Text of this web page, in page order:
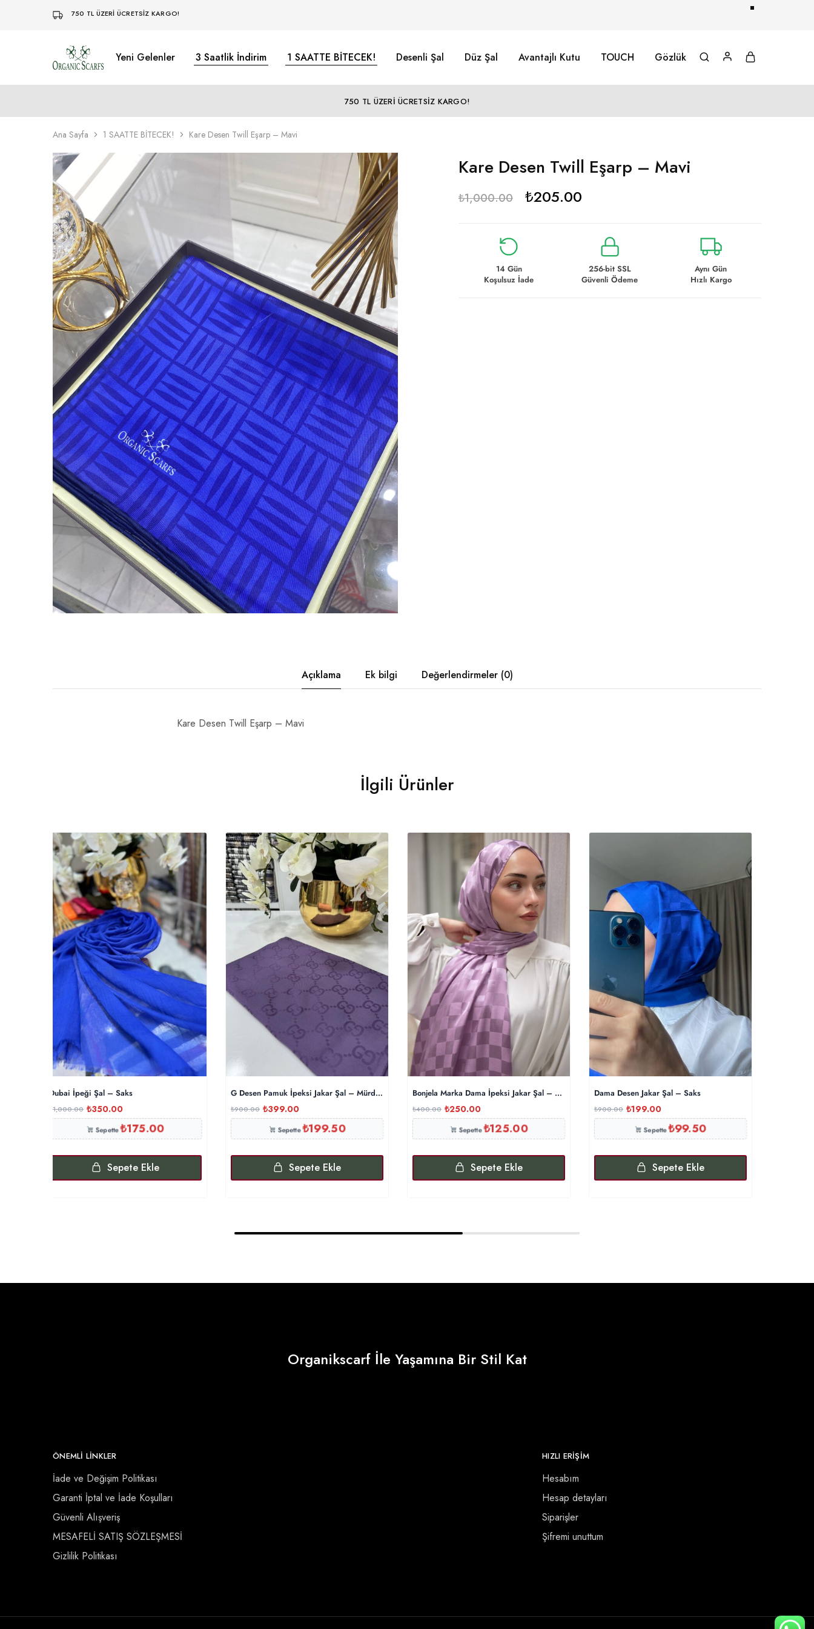
750 TL ÜZERİ ÜCRETSİZ KARGO!
Organikscarf Yeni Gelenler 3 Saatlik İndirim 1 SAATTE BİTECEK! Desenli Şal Düz Şal Avantajlı Kutu TOUCH Gözlük
750 TL ÜZERİ ÜCRETSİZ KARGO!
Ana Sayfa 1 SAATTE BİTECEK! Kare Desen Twill Eşarp – Mavi
Kare Desen Twill Eşarp – Mavi
₺1,000.00 ₺205.00
14 Gün
Koşulsuz İade
256-bit SSL
Güvenli Ödeme
Aynı Gün
Hızlı Kargo
Açıklama Ek bilgi Değerlendirmeler (0)
Kare Desen Twill Eşarp – Mavi
İlgili Ürünler
Dubai İpeği Şal – Saks
1,000.00 ₺350.00
Sepette₺175.00
Sepete Ekle
G Desen Pamuk İpeksi Jakar Şal – Mürdüm
₺900.00 ₺399.00
Sepette₺199.50
Sepete Ekle
Bonjela Marka Dama İpeksi Jakar Şal – Lavanta
₺400.00 ₺250.00
Sepette₺125.00
Sepete Ekle
Dama Desen Jakar Şal – Saks
₺900.00 ₺199.00
Sepette₺99.50
Sepete Ekle
Organikscarf İle Yaşamına Bir Stil Kat
ÖNEMLI LINKLER
İade ve Değişim Politikası
Garanti İptal ve İade Koşulları
Güvenli Alışveriş
MESAFELİ SATIŞ SÖZLEŞMESİ
Gizlilik Politikası
HIZLI ERİŞİM
Hesabım
Hesap detayları
Siparişler
Şifremi unuttum